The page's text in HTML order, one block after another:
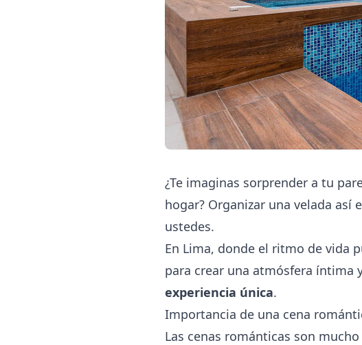
¿Te imaginas sorprender a tu
hogar? Organizar una velada así
ustedes.
En Lima, donde el ritmo de vida
para crear una atmósfera íntima
experiencia única.
Importancia de una cena
Las cenas románticas son